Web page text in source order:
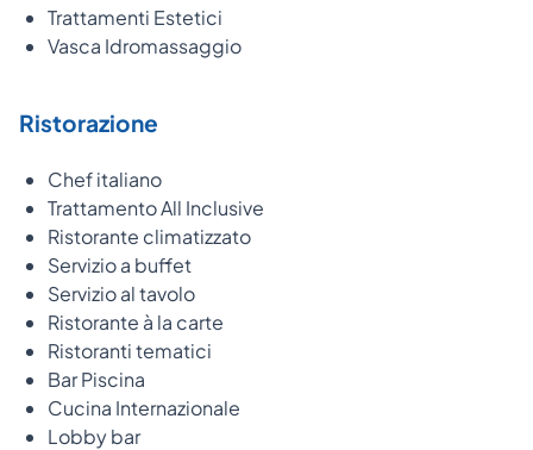
Trattamenti Estetici
Vasca Idromassaggio
Ristorazione
Chef italiano
Trattamento All Inclusive
Ristorante climatizzato
Servizio a buffet
Servizio al tavolo
Ristorante à la carte
Ristoranti tematici
Bar Piscina
Cucina Internazionale
Lobby bar